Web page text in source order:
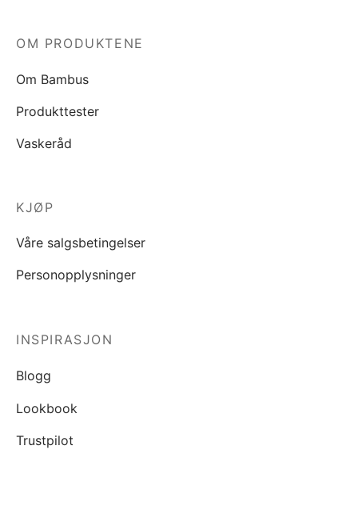
OM PRODUKTENE
Om Bambus
Produkttester
Vaskeråd
KJØP
Våre salgsbetingelser
Personopplysninger
INSPIRASJON
Blogg
Lookbook
Trustpilot